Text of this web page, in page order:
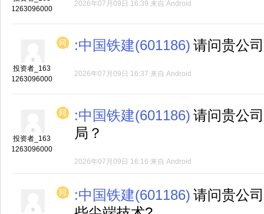
1263096000
2026年07月09日 16:39 来自 Android
投资者_163
1263096000
:中国铁建(601186) 请问贵公
2026年07月09日 16:37 来自 Android
投资者_163
1263096000
:中国铁建(601186) 请问贵公
局？
2026年07月09日 16:16 来自 Android
:中国铁建(601186) 请问贵公